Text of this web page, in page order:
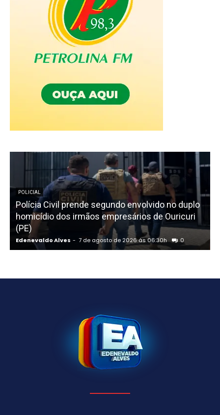
POLICIAL
Polícia Civil prende segundo envolvido no duplo
homicídio dos irmãos empresários de Ouricuri
(PE)
Edenevaldo Alves - 7 de agosto de 2026 às 06:30h 0